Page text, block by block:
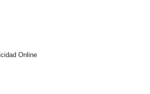
Online